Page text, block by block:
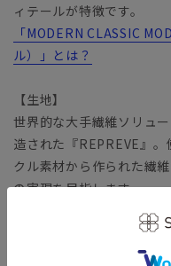
ィテールが特徴です。
「MODERN CLASSIC
ル）」とは？
【生地】
世界的な大手繊維ソリュ
造された『REPREVE』
クル素材から作られた繊
の実現を目指します。
バネのようならせん状の
「SOLOTEX（ソロテッ
がありながら、形態安定